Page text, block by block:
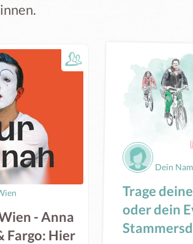
- Anna
Fargo: Hier
Dein
Trage
oder dein